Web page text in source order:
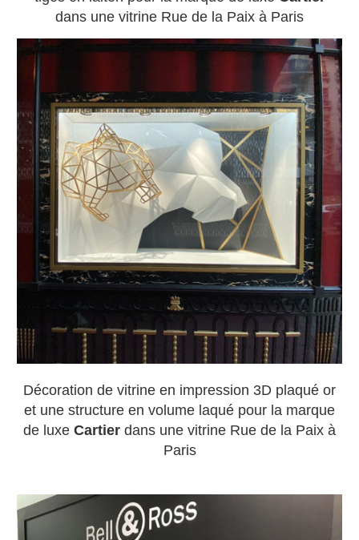
dans une vitrine Rue de la Paix à Paris
Décoration de vitrine en impression 3D plaqué or
et une structure en volume laqué pour la marque
de luxe Cartier dans une vitrine Rue de la Paix à
Paris